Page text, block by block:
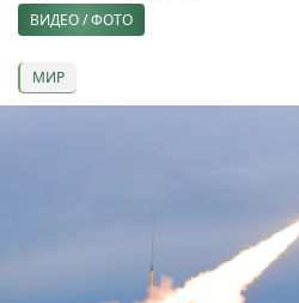
ВИДЕО / ФОТО
МИР